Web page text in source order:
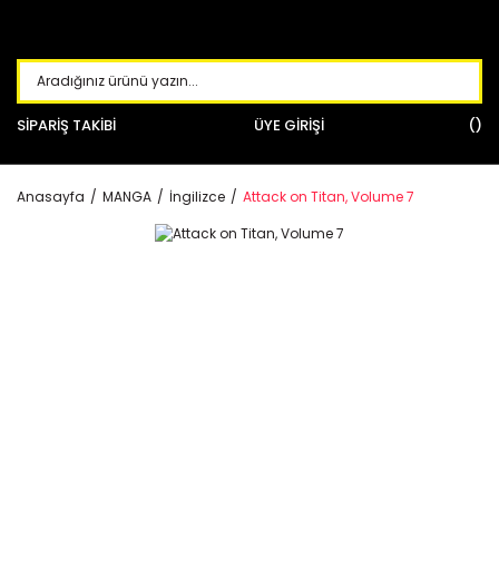
SİPARİŞ TAKİBİ ÜYE GİRİŞİ
Anasayfa MANGA İngilizce Attack on Titan, Volume 7